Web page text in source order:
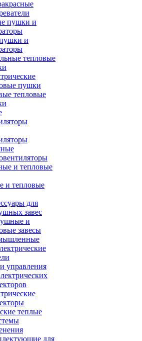
и
тепловые
пушки
тепловые
и тепловые
для
завес
и
завесы
управления
теплые
для